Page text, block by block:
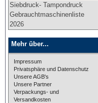
Siebdruck- Tampondruck
Gebrauchtmaschinenliste
2026
Mehr über...
Impressum
Privatsphäre und Datenschutz
Unsere AGB's
Unsere Partner
Verpackungs- und
Versandkosten